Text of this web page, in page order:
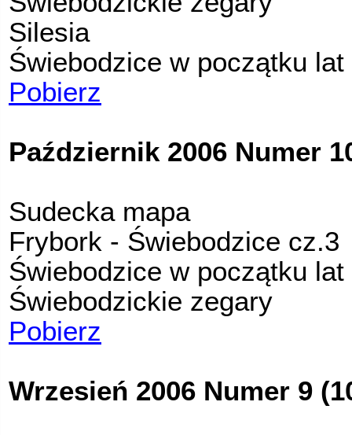
Silesia
Świebodzice w początku
Pobierz
Październik 2006 Numer
Sudecka mapa
Frybork - Świebodzice cz.3
Świebodzice w początku
Świebodzickie zegary
Pobierz
Wrzesień 2006 Numer 9